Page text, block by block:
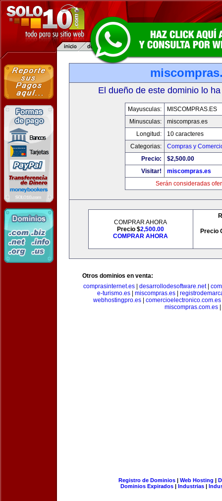
El dueño de este dominio lo
Mayusculas:
MISCOMPRAS.ES
Minusculas:
miscompras.es
Longitud:
10 caracteres
Categorias:
Compras y
Precio:
$2,500.00
Visitar!
miscompras.es
Serán consideradas
COMPRAR AHORA
Precio $2,500.00
COMPRAR AHORA
Precio
Otros dominios en venta:
comprasinternet.es
desarrollodesoftware.net|
e-turismo.es
miscompras.es
webhostingpro.es| comercioelectronico.com.es
miscompras.com.es
Registro de Dominios| Web Hosting |
Dominios Expirados | Industrias |